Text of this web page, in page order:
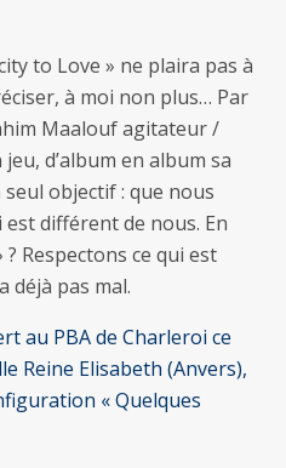
to Love » ne plaira pas à
à moi non plus… Par
Maalouf agitateur /
d’album en album sa
objectif : que nous
différent de nous. En
Respectons ce qui est
déjà pas mal.
au PBA de Charleroi ce
Reine Elisabeth (Anvers),
« Quelques